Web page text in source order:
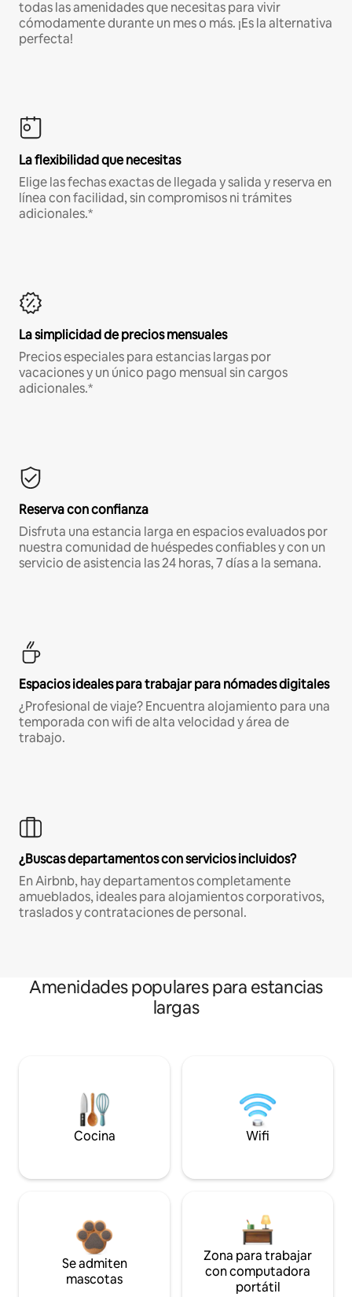
todas las amenidades que necesitas para vivir
cómodamente durante un mes o más. ¡Es la alternativa
perfecta!
La flexibilidad que necesitas
Elige las fechas exactas de llegada y salida y reserva en
línea con facilidad, sin compromisos ni trámites
adicionales.*
La simplicidad de precios mensuales
Precios especiales para estancias largas por
vacaciones y un único pago mensual sin cargos
adicionales.*
Reserva con confianza
Disfruta una estancia larga en espacios evaluados por
nuestra comunidad de huéspedes confiables y con un
servicio de asistencia las 24 horas, 7 días a la semana.
Espacios ideales para trabajar para nómades digitales
¿Profesional de viaje? Encuentra alojamiento para una
temporada con wifi de alta velocidad y área de
trabajo.
¿Buscas departamentos con servicios incluidos?
En Airbnb, hay departamentos completamente
amueblados, ideales para alojamientos corporativos,
traslados y contrataciones de personal.
Amenidades populares para estancias
largas
Cocina Wifi
Se admiten
mascotas
Zona para trabajar
con computadora
portátil